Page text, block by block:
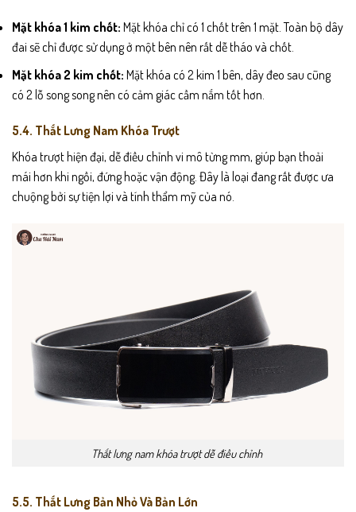
Mặt khóa 1 kim chốt: Mặt khóa chỉ có 1 chốt trên 1 mặt. Toàn bộ dây
đai sẽ chỉ được sử dụng ở một bên nên rất dễ tháo và chốt.
Mặt khóa 2 kim chốt: Mặt khóa có 2 kim 1 bên, dây đeo sau cũng
có 2 lỗ song song nên có cảm giác cầm nắm tốt hơn.
5.4. Thắt Lưng Nam Khóa Trượt
Khóa trượt hiện đại, dễ điều chỉnh vi mô từng mm, giúp bạn thoải
mái hơn khi ngồi, đứng hoặc vận động. Đây là loại đang rất được ưa
chuộng bởi sự tiện lợi và tính thẩm mỹ của nó.
Thắt lưng nam khóa trượt dễ điều chỉnh
5.5. Thắt Lưng Bản Nhỏ Và Bản Lớn